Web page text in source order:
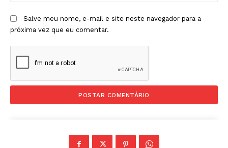
Salve meu nome, e-mail e site neste navegador para a
próxima vez que eu comentar.